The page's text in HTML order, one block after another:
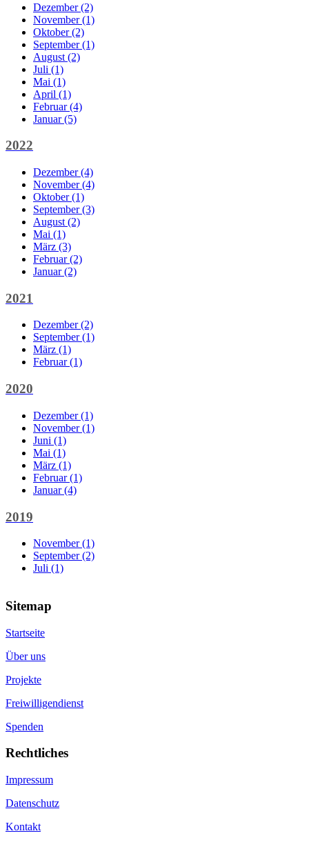
Dezember (2)
November (1)
Oktober (2)
September (1)
August (2)
Juli (1)
Mai (1)
April (1)
Februar (4)
Januar (5)
2022
Dezember (4)
November (4)
Oktober (1)
September (3)
August (2)
Mai (1)
März (3)
Februar (2)
Januar (2)
2021
Dezember (2)
September (1)
März (1)
Februar (1)
2020
Dezember (1)
November (1)
Juni (1)
Mai (1)
März (1)
Februar (1)
Januar (4)
2019
November (1)
September (2)
Juli (1)
Sitemap
Startseite
Über uns
Projekte
Freiwilligendienst
Spenden
Rechtliches
Impressum
Datenschutz
Kontakt